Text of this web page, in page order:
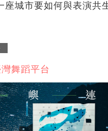
座城市要如何與表演共
舞蹈平台